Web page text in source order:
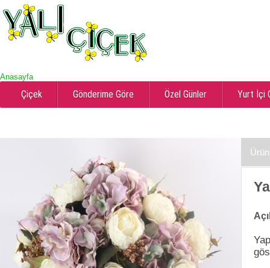
Anasayfa
Çiçek Gönderime Göre Özel Günler Yurt İçi